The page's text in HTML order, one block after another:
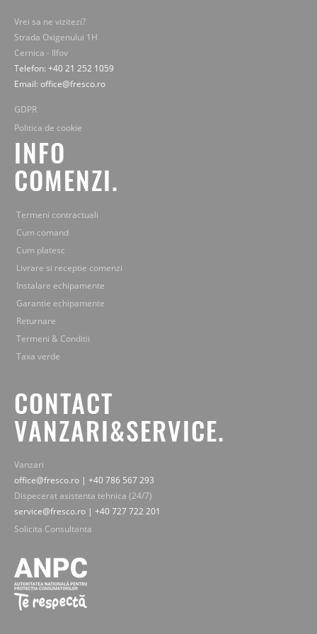
Vrei sa ne vizitezi?
Strada Oxigenului 1H
Cernica - Ilfov
Telefon: +40 21 252 1059
Email: office@fresco.ro
GDPR
Politica de cookie
INFO
COMENZI.
Termeni contractuali
Cum comand
Cum platesc
Livrare si receptie comenzi
Instalare echipamente
Garantie echipamente
Returnare
Termeni & Conditii
Taxa verde
CONTACT
VANZARI&SERVICE.
Vanzari
office@fresco.ro | +40 786 567 293
Dispecerat asistenta tehnica (24/7)
service@fresco.ro | +40 727 722 201
Solicita Consultanta